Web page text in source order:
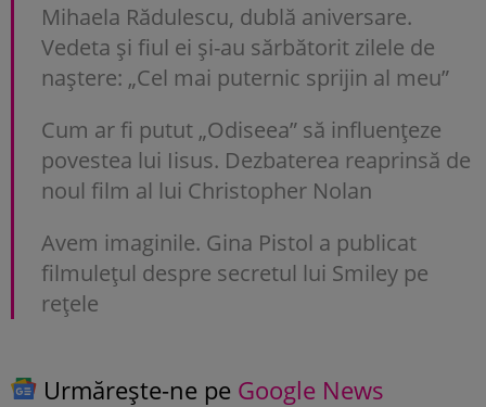
Mihaela Rădulescu, dublă aniversare.
Vedeta și fiul ei și-au sărbătorit zilele de
naștere: „Cel mai puternic sprijin al meu”
Cum ar fi putut „Odiseea” să influențeze
povestea lui Iisus. Dezbaterea reaprinsă de
noul film al lui Christopher Nolan
Avem imaginile. Gina Pistol a publicat
filmuleţul despre secretul lui Smiley pe
reţele
Urmărește-ne pe Google News